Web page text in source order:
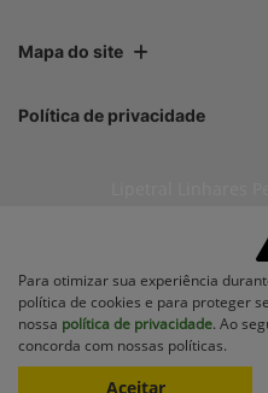
Mapa do site
Política de privacidade
CNPJ:
No trânsito, enxergar
salva vidas.
Para otimizar sua experiência
política de cookies e para proteger
nossa política de privacidade. Ao
concorda com nossas políticas.
Aceitar